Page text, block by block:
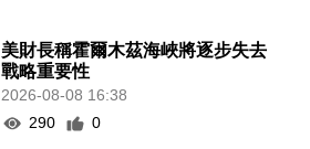
美財長稱霍爾木茲海峽將逐步失去
戰略重要性
2026-08-08 16:38
290
0